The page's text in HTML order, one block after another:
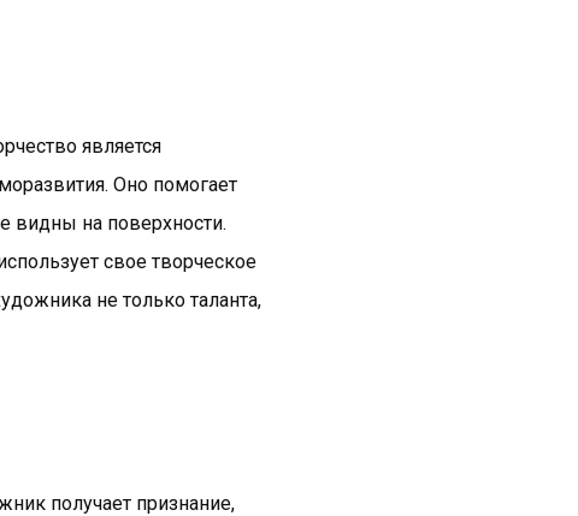
является
Оно помогает
видны на поверхности.
свое творческое
не только таланта,
получает признание,